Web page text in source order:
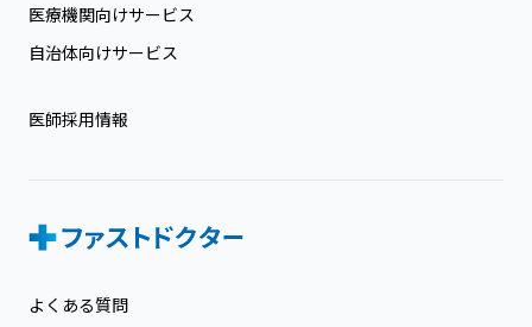
医療機関向けサービス
自治体向けサービス
医師採用情報
よくある質問